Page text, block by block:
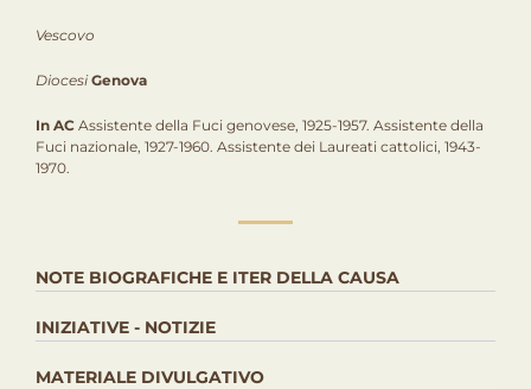
Vescovo
Diocesi Genova
In AC Assistente della Fuci genovese, 1925-1957. Assistente della
Fuci nazionale, 1927-1960. Assistente dei Laureati cattolici, 1943-
1970.
NOTE BIOGRAFICHE E ITER DELLA CAUSA
INIZIATIVE - NOTIZIE
MATERIALE DIVULGATIVO